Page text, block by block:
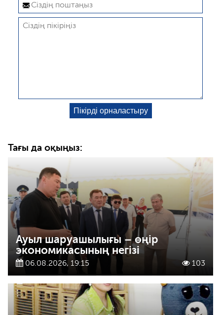
Тағы да оқыңыз:
Ауыл шаруашылығы – өңір
экономикасының негізі
06.08.2026, 19:15 103